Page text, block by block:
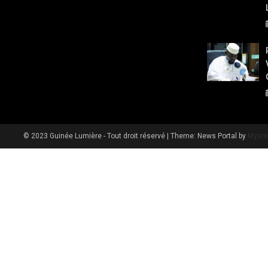
© 2023 Guinée Lumière - Tout droit réservé |Theme: News Portal by